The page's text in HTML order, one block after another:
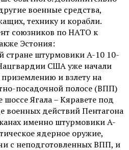
военные средства,
технику и корабли.
союзников по НАТО к
Эстония:
стране штурмовики A-10 10-
США уже начали
и взлету на
посадочной полосе (ВПП)
Ягала – Кяравете под
военных действий Пентагона
именно штурмовики A-
ядерное оружие,
с неподготовленных ВПП, и